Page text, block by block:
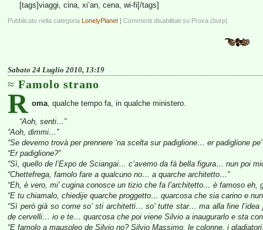
[tags]viaggi, cina, xi’an, cena, wi-fi[/tags]
Pubblicato nella categoria LonelyPlanet | Commenti disabilitati su Prova (burp)
Sabato 24 Luglio 2010, 13:19
Famolo strano
R oma , qualche tempo fa, in qualche ministero.
“Aoh, senti…”
“Aoh, dimmi…”
“Se devemo trovà per prennere ‘na scelta sur padiglione… er padiglione
“Er padiglione?”
“Sì, quello de l’Expo de Sciangai… c’avemo da fà bella figura… nun poi
“Chettefrega, famolo fare a qualcuno no… a quarche architetto…”
“Eh, è vero, mi’ cugina conosce un tizio che fa l’architetto… è famoso eh,
“E tu chiamalo, chiedije quarche proggetto… quarcosa che sia carino e
“Sì però già so come so’ sti architetti… so’ tutte star… ma alla fine
de cervelli… io e te… quarcosa che poi viene Silvio a inaugurarlo e sta
“E famolo a mausoleo de Silvio no? Silvio Massimo, le colonne, i